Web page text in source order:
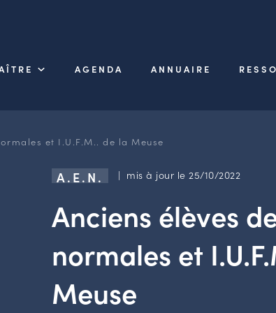
AGENDA ANNUAIRE
et I.U.F.M.. de la Meuse
A.E.N. | mis à jour le 25/10/2022
Anciens élèves
normales et
Meuse